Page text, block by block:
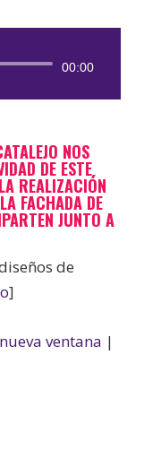
00:00
NOS
DE ESTE
REALIZACIÓN
FACHADA DE
JUNTO A
de
]
ventana |